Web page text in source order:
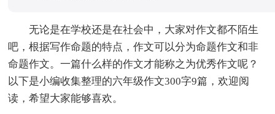
无论是在学校还是在社会中，大家对作文都不陌生
吧，根据写作命题的特点，作文可以分为命题作文和非
命题作文。一篇什么样的作文才能称之为优秀作文呢？
以下是小编收集整理的六年级作文300字9篇，欢迎阅
读，希望大家能够喜欢。